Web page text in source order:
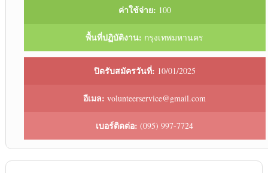
ค่าใช้จ่าย: 100
พื้นที่ปฏิบัติงาน: กรุงเทพมหานคร
ปิดรับสมัครวันที่: 10/01/2025
อีเมล: volunteerservice@gmail.com
เบอร์ติดต่อ: (095) 997-7724